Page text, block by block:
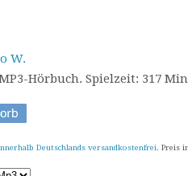
W.
Hörbuch. Spielzeit: 317
Deutschlands versandkostenfrei. Preis